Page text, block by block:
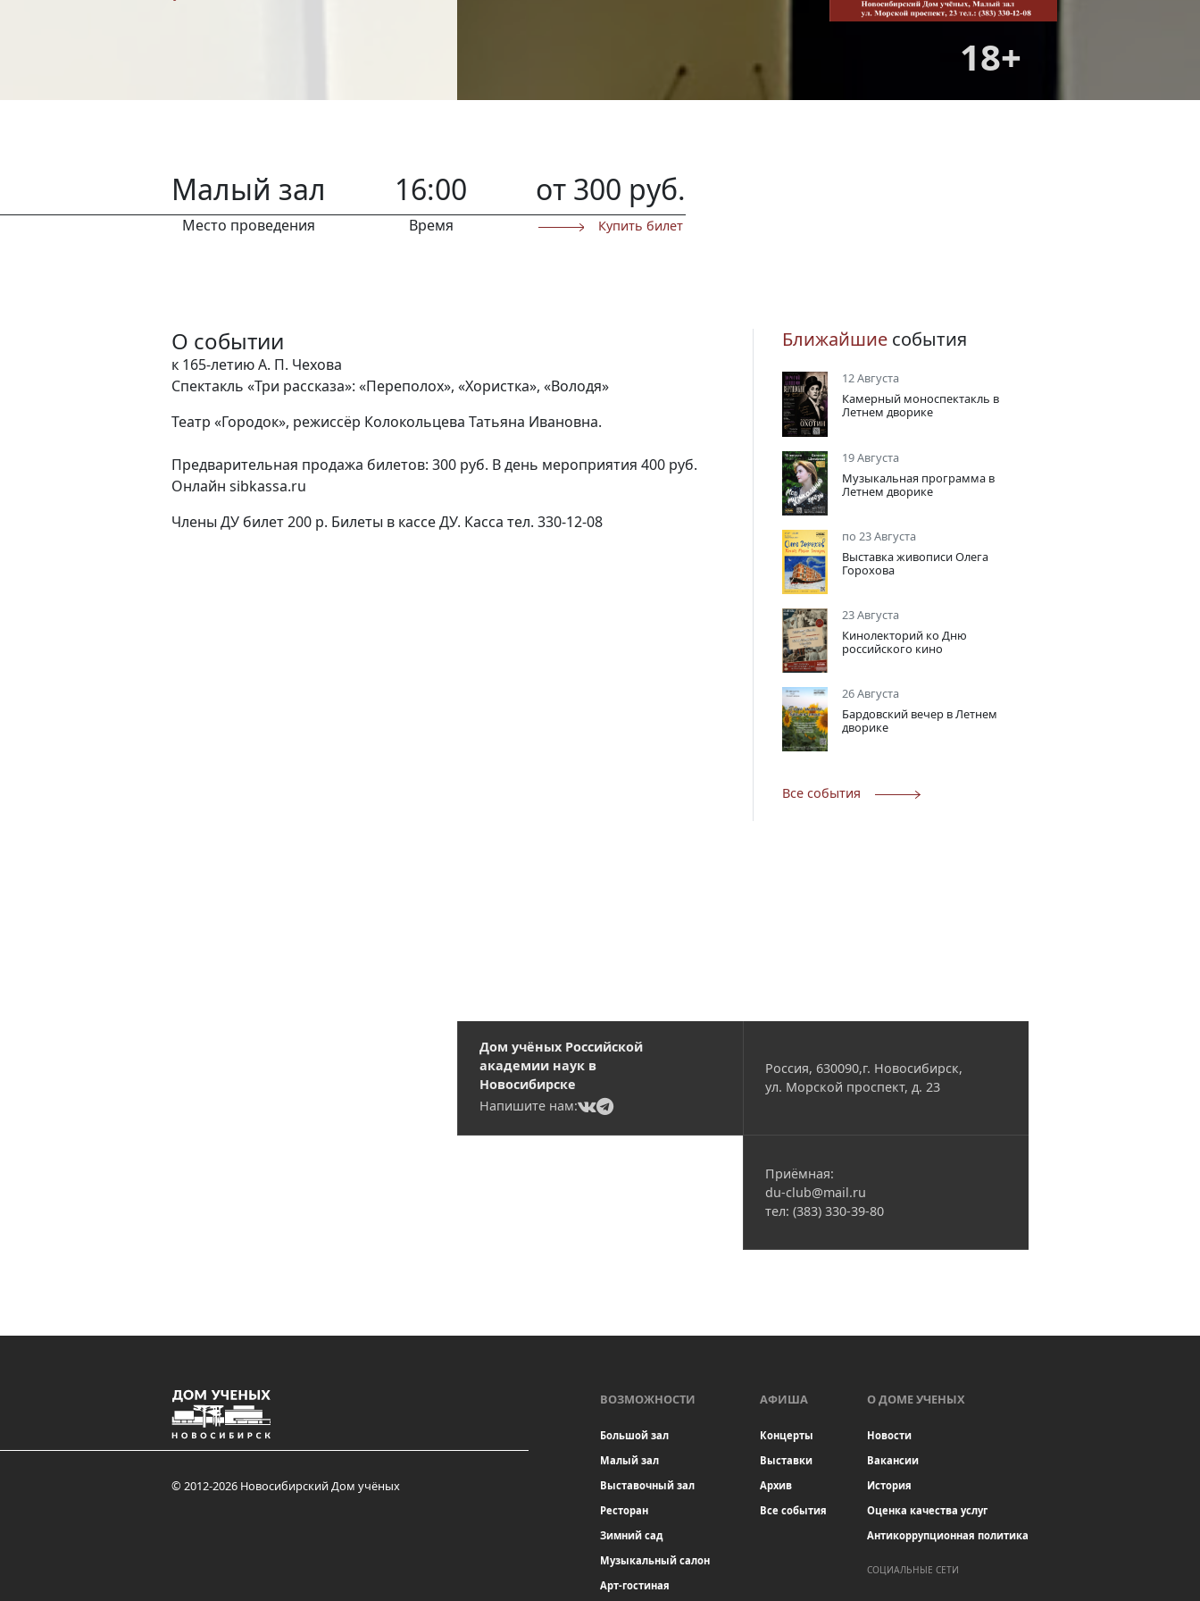
18+
Малый зал
Место проведения
16:00
Время
от 300 руб.
Купить билет
О событии
к 165-летию А. П. Чехова
Спектакль «Три рассказа»: «Переполох», «Хористка», «Володя»
Театр «Городок», режиссёр Колокольцева Татьяна Ивановна.
Предварительная продажа билетов: 300 руб. В день мероприятия 400 руб.
Онлайн sibkassa.ru
Члены ДУ билет 200 р. Билеты в кассе ДУ. Касса тел. 330-12-08
Ближайшие события
12 Августа
Камерный моноспектакль в
Летнем дворике
19 Августа
Музыкальная программа в
Летнем дворике
по 23 Августа
Выставка живописи Олега
Горохова
23 Августа
Кинолекторий ко Дню
российского кино
26 Августа
Бардовский вечер в Летнем
дворике
Все события
Дом учёных Российской
академии наук в
Новосибирске
Напишите нам:
(current)
(current)
Россия, 630090,г. Новосибирск,
ул. Морской проспект, д. 23
Приёмная:
du-club@mail.ru
тел: (383) 330-39-80
© 2012-2026 Новосибирский Дом учёных
ВОЗМОЖНОСТИ
Большой зал
Малый зал
Выставочный зал
Ресторан
Зимний сад
Музыкальный салон
Арт-гостиная
АФИША
Концерты
Выставки
Архив
Все события
О ДОМЕ УЧЕНЫХ
Новости
Вакансии
История
Оценка качества услуг
Антикоррупционная политика
СОЦИАЛЬНЫЕ СЕТИ